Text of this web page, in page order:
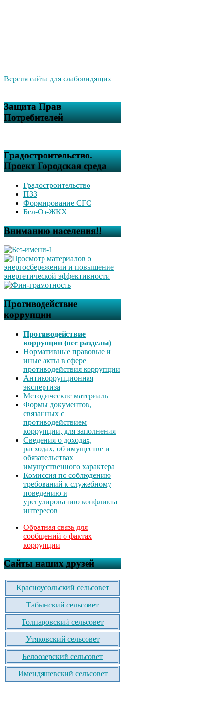
Версия сайта для слабовидящих
Защита Прав
Потребителей
Градостроительство.
Проект Городская среда
Градостроительство
ПЗЗ
Формирование СГС
Бел-Оз-ЖКХ
Вниманию населения!!
Противодействие
коррупции
Противодействие
коррупции (все разделы)
Нормативные правовые и
иные акты в сфере
противодействия коррупции
Антикоррупционная
экспертиза
Методические материалы
Формы документов,
связанных с
противодействием
коррупции, для заполнения
Сведения о доходах,
расходах, об имуществе и
обязательствах
имущественного характера
Комиссия по соблюдению
требований к служебному
поведению и
урегулированию конфликта
интересов
Обратная связь для
сообщений о фактах
коррупции
Сайты наших друзей
Красноусольский сельсовет
Табынский сельсовет
Толпаровский сельсовет
Утяковский сельсовет
Белоозерский сельсовет
Имендяшевский сельсовет